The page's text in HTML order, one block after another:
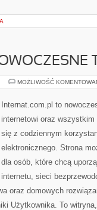
MOŻLIWOŚĆ
Internat.com.pl to
internetowi oraz
się z codziennym
elektronicznego. Strona
dla osób, które chcą
internetu, sieci
oraz domowych
Użytkownika. To